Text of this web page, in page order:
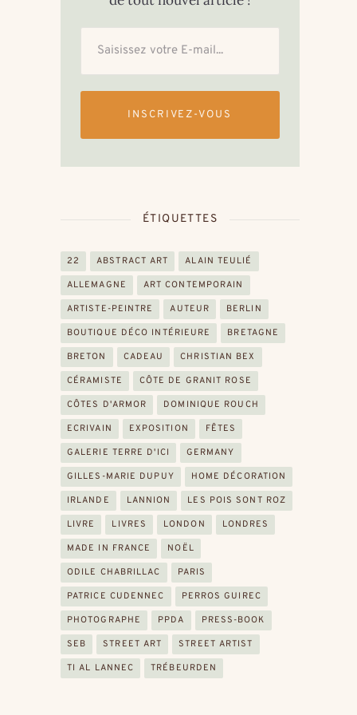
INSCRIVEZ-VOUS
ÉTIQUETTES
22 ABSTRACT ART ALAIN TEULIÉ
ALLEMAGNE ART CONTEMPORAIN
ARTISTE-PEINTRE AUTEUR BERLIN
BOUTIQUE DÉCO INTÉRIEURE BRETAGNE
BRETON CADEAU CHRISTIAN BEX
CÉRAMISTE CÔTE DE GRANIT ROSE
CÔTES D'ARMOR DOMINIQUE ROUCH
ECRIVAIN EXPOSITION FÊTES
GALERIE TERRE D'ICI GERMANY
GILLES-MARIE DUPUY HOME DÉCORATION
IRLANDE LANNION LES POIS SONT ROZ
LIVRE LIVRES LONDON LONDRES
MADE IN FRANCE NOËL
ODILE CHABRILLAC PARIS
PATRICE CUDENNEC PERROS GUIREC
PHOTOGRAPHE PPDA PRESS-BOOK
SEB STREET ART STREET ARTIST
TI AL LANNEC TRÉBEURDEN